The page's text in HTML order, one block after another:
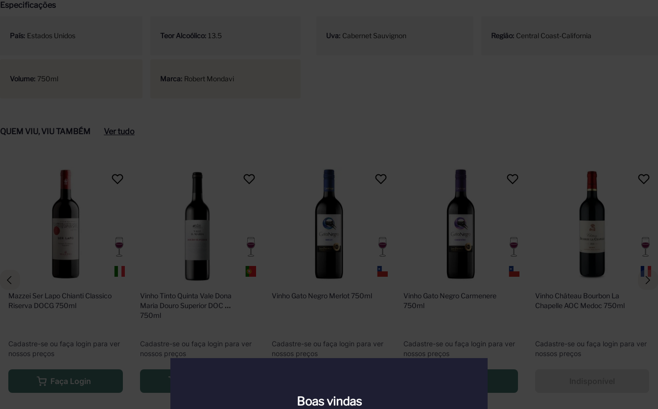
Especificações
País Estados Unidos Teor Alcoólico 13.5 Uva Cabernet Sauvignon Região Central Coast-California
Volume 750ml Marca Robert Mondavi
QUEM VIU, VIU TAMBÉM Ver tudo
Mazzei Ser Lapo Chianti Classico
Riserva DOCG 750ml
Cadastre-se ou faça login para ver
nossos preços
Faça Login
Vinho Tinto Quinta Vale Dona
Maria Douro Superior DOC
750ml
Cadastre-se ou faça login para ver
nossos preços
Vinho Gato Negro Merlot 750ml
Cadastre-se ou faça login para ver
nossos preços
Vinho Gato Negro Carmenere
750ml
Cadastre-se ou faça login para ver
nossos preços
Vinho Château Bourbon La
Chapelle AOC Medoc 750ml
Cadastre-se ou faça login para ver
nossos preços
Boas vindas